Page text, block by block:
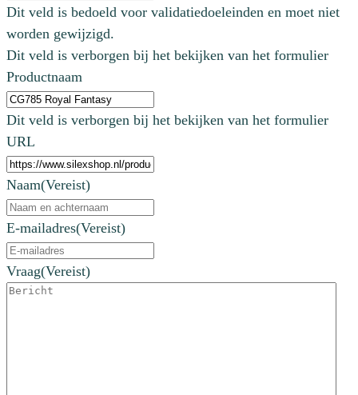
Dit veld is bedoeld voor validatiedoeleinden en moet niet
worden gewijzigd.
Dit veld is verborgen bij het bekijken van het formulier
Productnaam
Dit veld is verborgen bij het bekijken van het formulier
URL
Naam(Vereist)
E-mailadres(Vereist)
Vraag(Vereist)